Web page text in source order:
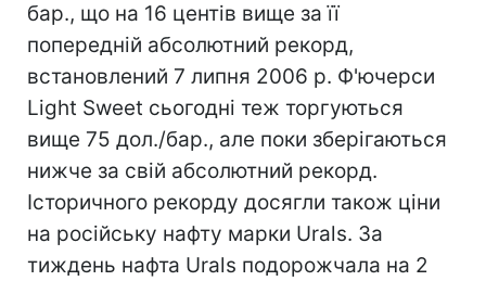
бар., що на 16 центів вище за її
попередній абсолютний рекорд,
встановлений 7 липня 2006 р. Ф'ючерси
Light Sweet сьогодні теж торгуються
вище 75 дол./бар., але поки зберігаються
нижче за свій абсолютний рекорд.
Історичного рекорду досягли також ціни
на російську нафту марки Urals. За
тиждень нафта Urals подорожчала на 2